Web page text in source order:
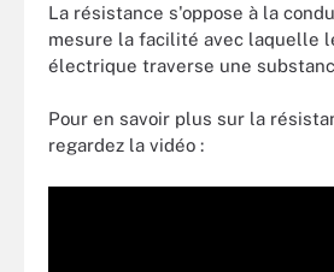
La résistance s'oppose à la
mesure la facilité avec laquelle
électrique traverse une
Pour en savoir plus sur la
regardez la vidéo :